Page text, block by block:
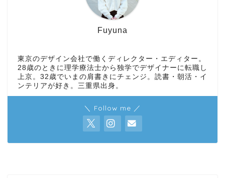
Fuyuna
東京のデザイン会社で働くディレクター・エディター。
28歳のときに理学療法士から独学でデザイナーに転職し
上京。32歳でいまの肩書きにチェンジ。読書・朝活・イ
ンテリアが好き。三重県出身。
＼ Follow me ／